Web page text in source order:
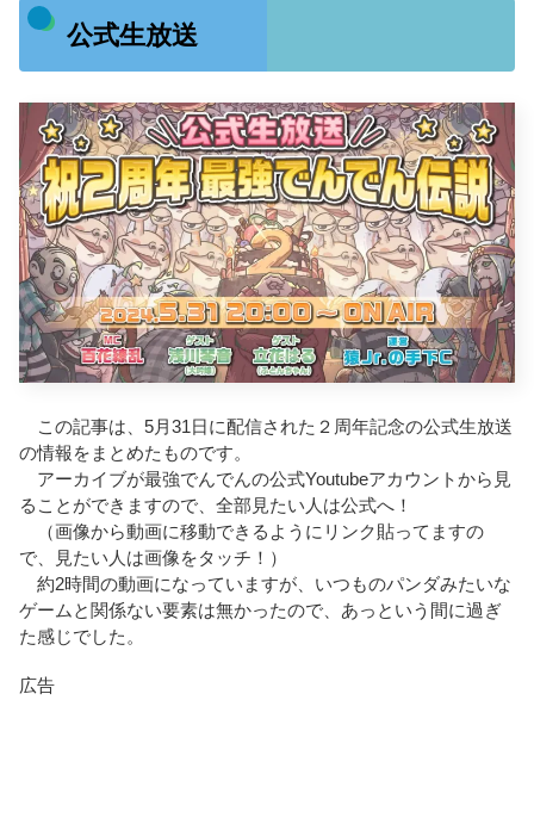
公式生放送
この記事は、5月31日に配信された２周年記念の公式生放送
の情報をまとめたものです。
アーカイブが最強でんでんの公式Youtubeアカウントから見
ることができますので、全部見たい人は公式へ！
（画像から動画に移動できるようにリンク貼ってますの
で、見たい人は画像をタッチ！）
約2時間の動画になっていますが、いつものパンダみたいな
ゲームと関係ない要素は無かったので、あっという間に過ぎ
た感じでした。
広告